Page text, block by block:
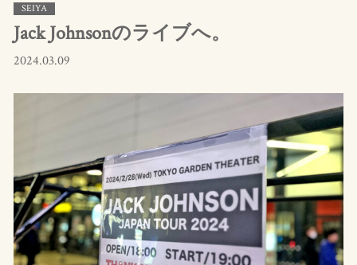
SEIYA
Jack Johnsonのライブへ。
2024.03.09